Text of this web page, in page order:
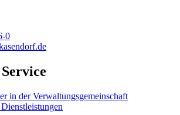
0
in der Verwaltungsgemeinschaft